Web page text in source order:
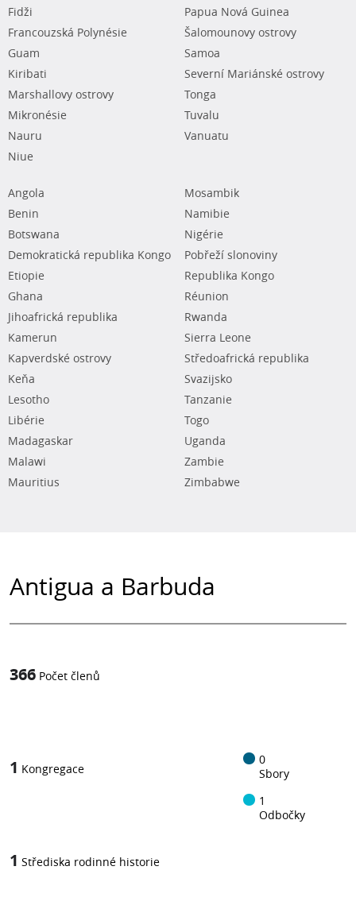
Fidži
Francouzská Polynésie
Guam
Kiribati
Marshallovy ostrovy
Mikronésie
Nauru
Niue
Papua Nová Guinea
Šalomounovy ostrovy
Samoa
Severní Mariánské ostrovy
Tonga
Tuvalu
Vanuatu
Angola
Benin
Botswana
Demokratická republika Kongo
Etiopie
Ghana
Jihoafrická republika
Kamerun
Kapverdské ostrovy
Keňa
Lesotho
Libérie
Madagaskar
Malawi
Mauritius
Mosambik
Namibie
Nigérie
Pobřeží slonoviny
Republika Kongo
Réunion
Rwanda
Sierra Leone
Středoafrická republika
Svazijsko
Tanzanie
Togo
Uganda
Zambie
Zimbabwe
Antigua a Barbuda
366 Počet členů
1 Kongregace
0
Sbory
1
Odbočky
1 Střediska rodinné historie